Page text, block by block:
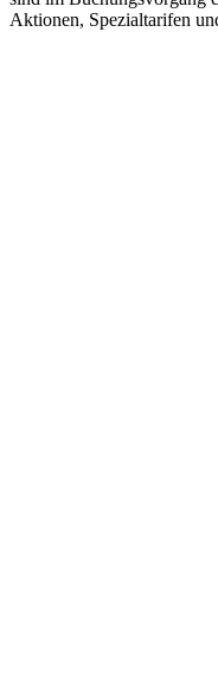
Aktionen, Spezialtarifen